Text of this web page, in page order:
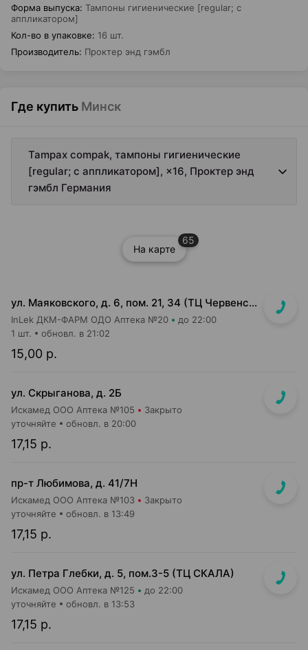
Форма выпуска: Тампоны гигиенические [regular; с
аппликатором]
Кол-во в упаковке: 16 шт.
Производитель: Проктер энд гэмбл
Где купить Минск
Tampax compak, тампоны гигиенические
[regular; с аппликатором], ×16, Проктер энд
гэмбл Германия
На карте
65
ул. Маяковского, д. 6, пом. 21, 34 (ТЦ Червенский, 1 этаж)
InLek ДКМ-ФАРМ ОДО Аптека №20 до 22:00
15,00 р.
1 шт. обновл. в 21:02
ул. Скрыганова, д. 2Б
Искамед ООО Аптека №105 Закрыто
17,15 р.
уточняйте обновл. в 20:00
пр-т Любимова, д. 41/7Н
Искамед ООО Аптека №103 Закрыто
17,15 р.
уточняйте обновл. в 13:49
ул. Петра Глебки, д. 5, пом.3-5 (ТЦ СКАЛА)
Искамед ООО Аптека №125 до 22:00
17,15 р.
уточняйте обновл. в 13:53